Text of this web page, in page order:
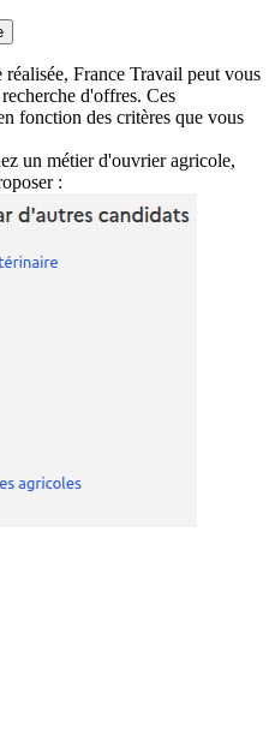
France Travail peut vous
d'offres. Ces
fonction des critères que vous
un métier d'ouvrier agricole,
: